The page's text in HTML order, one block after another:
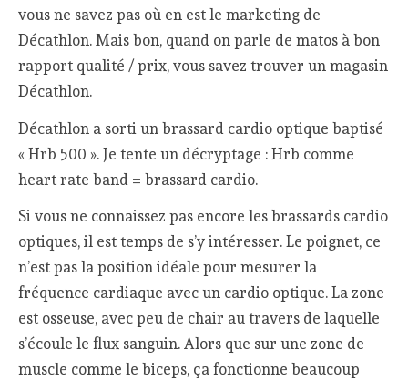
vous ne savez pas où en est le marketing de
Décathlon. Mais bon, quand on parle de matos à bon
rapport qualité / prix, vous savez trouver un magasin
Décathlon.
Décathlon a sorti un brassard cardio optique baptisé
« Hrb 500 ». Je tente un décryptage : Hrb comme
heart rate band = brassard cardio.
Si vous ne connaissez pas encore les brassards cardio
optiques, il est temps de s’y intéresser. Le poignet, ce
n’est pas la position idéale pour mesurer la
fréquence cardiaque avec un cardio optique. La zone
est osseuse, avec peu de chair au travers de laquelle
s’écoule le flux sanguin. Alors que sur une zone de
muscle comme le biceps, ça fonctionne beaucoup